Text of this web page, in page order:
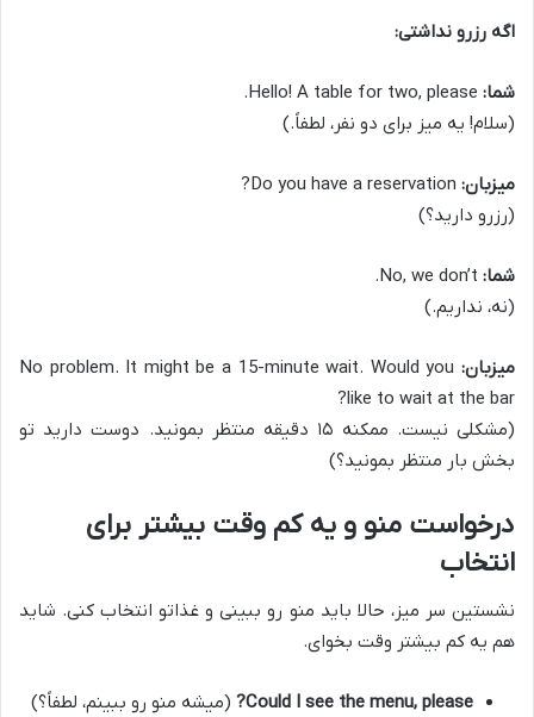
اگه رزرو نداشتی:
شما:
(سلام! یه میز برای دو نفر، لطفاً.)
میزبان:
(رزرو دارید؟)
شما:
(نه، نداریم.)
میزبان: No problem. It might be a 15-minute wait. Would you
like to wait at the bar?
(مشکلی نیست. ممکنه ۱۵ دقیقه منتظر بمونید. دوست دارید تو
بخش بار منتظر بمونید؟)
درخواست منو و یه کم وقت بیشتر برای
انتخاب
نشستین سر میز، حالا باید منو رو ببینی و غذاتو انتخاب کنی. شاید
هم یه کم بیشتر وقت بخوای.
Could I see the menu, please?
(میشه منو رو ببینم، لطفاً؟)